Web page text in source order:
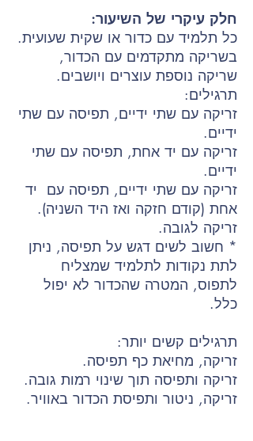
חלק עיקרי של השיעור:
כל תלמיד עם כדור או שקית שעועית.
בשריקה מתקדמים עם הכדור,
שריקה נוספת עוצרים ויושבים.
תרגילים:
זריקה עם שתי ידיים, תפיסה עם שתי
ידיים.
זריקה עם יד אחת, תפיסה עם שתי
ידיים.
זריקה עם שתי ידיים, תפיסה עם יד
אחת (קודם חזקה ואז היד השניה).
זריקה לגובה.
* חשוב לשים דגש על תפיסה, ניתן
לתת נקודות לתלמיד שמצליח
לתפוס, המטרה שהכדור לא יפול
כלל.
תרגילים קשים יותר:
זריקה, מחיאת כף תפיסה.
זריקה ותפיסה תוך שינוי רמות גובה.
זריקה, ניטור ותפיסת הכדור באוויר.